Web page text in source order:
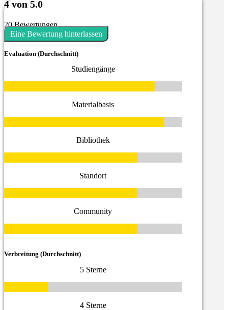
4 von 5.0
20 Bewertungen
Eine Bewertung hinterlassen
Evaluation (Durchschnitt)
Studiengänge
Materialbasis
Bibliothek
Standort
Community
Verbreitung (Durchschnitt)
5 Sterne
4 Sterne